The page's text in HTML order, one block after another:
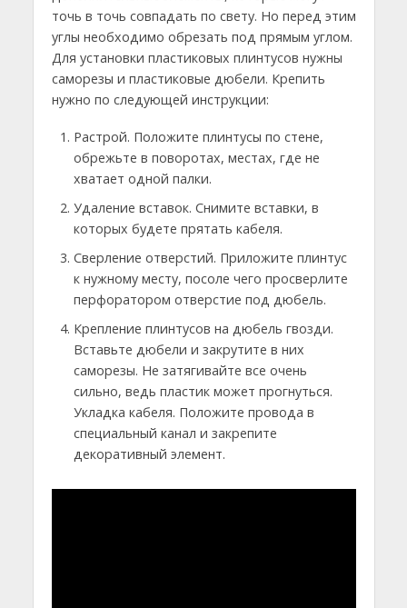
точь в точь совпадать по свету. Но перед этим
углы необходимо обрезать под прямым углом.
Для установки пластиковых плинтусов нужны
саморезы и пластиковые дюбели. Крепить
нужно по следующей инструкции:
Растрой. Положите плинтусы по стене,
обрежьте в поворотах, местах, где не
хватает одной палки.
Удаление вставок. Снимите вставки, в
которых будете прятать кабеля.
Сверление отверстий. Приложите плинтус
к нужному месту, посоле чего просверлите
перфоратором отверстие под дюбель.
Крепление плинтусов на дюбель гвозди.
Вставьте дюбели и закрутите в них
саморезы. Не затягивайте все очень
сильно, ведь пластик может прогнуться.
Укладка кабеля. Положите провода в
специальный канал и закрепите
декоративный элемент.